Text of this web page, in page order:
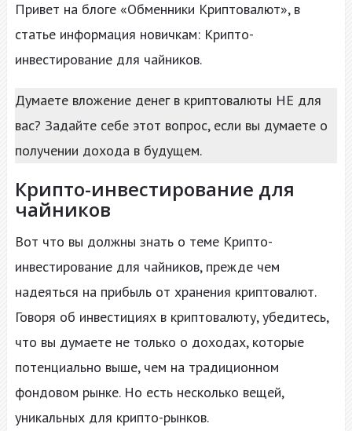
Привет на блоге «Обменники Криптовалют», в
статье информация новичкам: Крипто-
инвестирование для чайников.
Думаете вложение денег в криптовалюты НЕ для
вас? Задайте себе этот вопрос, если вы думаете о
получении дохода в будущем.
Крипто-инвестирование для
чайников
Вот что вы должны знать о теме Крипто-
инвестирование для чайников, прежде чем
надеяться на прибыль от хранения криптовалют.
Говоря об инвестициях в криптовалюту, убедитесь,
что вы думаете не только о доходах, которые
потенциально выше, чем на традиционном
фондовом рынке. Но есть несколько вещей,
уникальных для крипто-рынков.